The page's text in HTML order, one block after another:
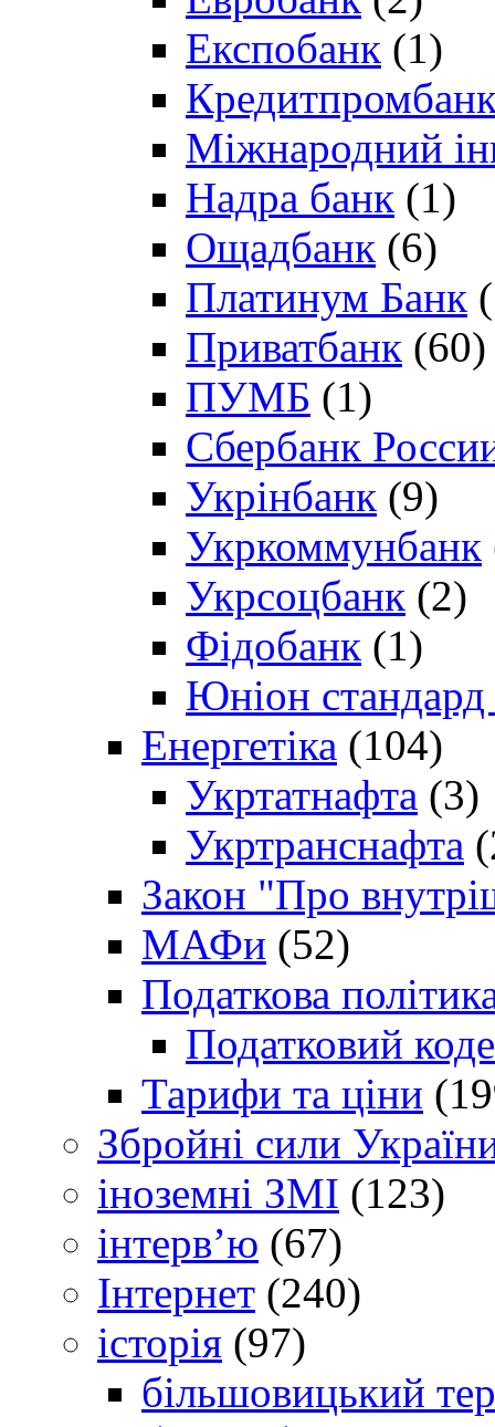
Експобанк (1)
Міжнародний
Надра банк (1)
Ощадбанк (6)
Платинум Банк
Приватбанк (60)
ПУМБ (1)
Сбербанк
Укрінбанк (9)
Укркоммунбанк
Укрсоцбанк (2)
Фідобанк (1)
Юніон стандард
Енергетіка (104)
Укртатнафта (3)
Укртранснафта
Закон "Про
МАФи (52)
Податкова
Податковий
Тарифи та ціни
Збройні сили
іноземні ЗМІ (123)
інтерв’ю (67)
Інтернет (240)
історія (97)
більшовицький